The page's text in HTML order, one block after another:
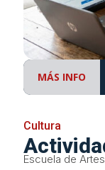
MÁS INFO
Cultura
Escuela de